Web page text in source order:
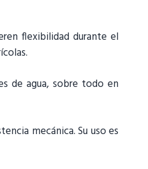
flexibilidad durante el
de agua, sobre todo en
mecánica. Su uso es